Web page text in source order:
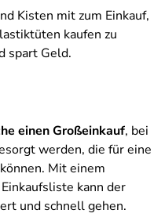
Kisten mit zum Einkauf,
kaufen zu
spart Geld.
einen Großeinkauf, bei
werden, die für eine
Mit einem
kann der
und schnell gehen.